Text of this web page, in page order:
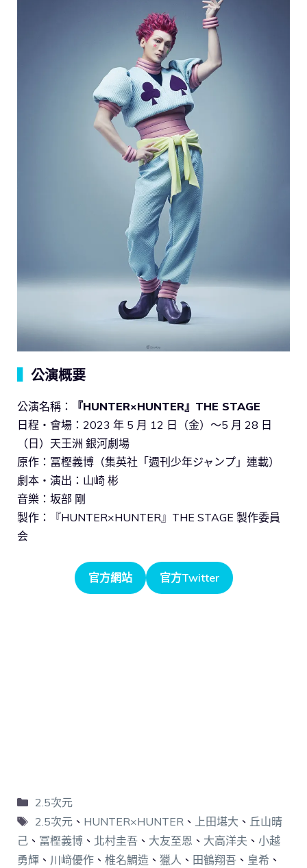
公演概要
公演名稱：
『HUNTER×HUNTER』THE STAGE
日程・會場：2023 年 5 月 12 日（金）～5 月 28 日
（日）天王洲 銀河劇場
原作：冨樫義博（集英社「週刊少年ジャンプ」連載）
劇本・演出：山崎 彬
音樂：坂部 剛
製作：『HUNTER×HUNTER』THE STAGE 製作委員
会
官方網站 官方Twitter
2.5次元
2.5次元、 HUNTER×HUNTER、 上田堪大 、 丘山晴
己 、 冨樫義博 、 北村圭吾 、 大友至恩 、 大高洋夫 、 小越
勇輝 、 川﨑優作 、 椎名鯛造 、 獵人 、 田鶴翔吾 、 皇希 、